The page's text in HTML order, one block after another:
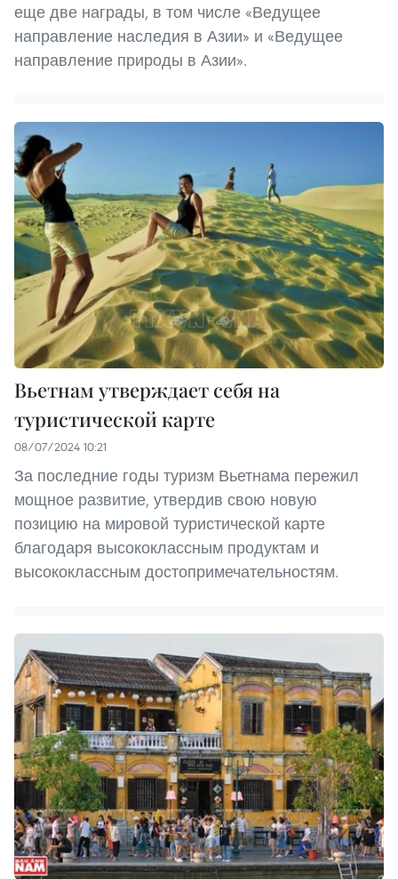
еще две награды, в том числе «Ведущее
направление наследия в Азии» и «Ведущее
направление природы в Азии».
Вьетнам утверждает себя на
туристической карте
08/07/2024 10:21
За последние годы туризм Вьетнама пережил
мощное развитие, утвердив свою новую
позицию на мировой туристической карте
благодаря высококлассным продуктам и
высококлассным достопримечательностям.